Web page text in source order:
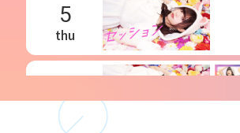
5
thu
fri